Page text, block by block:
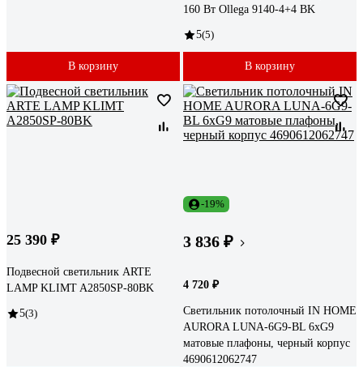
В корзину
160 Вт Ollega 9140-4+4 BK
5(5)
В корзину
25 390 ₽
Подвесной светильник ARTE
LAMP KLIMT A2850SP-80BK
5(3)
-19%
3 836 ₽
4 720 ₽
Светильник потолочный IN HOME
AURORA LUNA-6G9-BL 6хG9
матовые плафоны, черный корпус
4690612062747